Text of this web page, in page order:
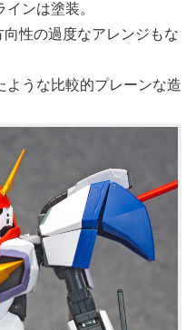
ンは塗装。
性の過度なアレンジもな
ような比較的プレーンな造